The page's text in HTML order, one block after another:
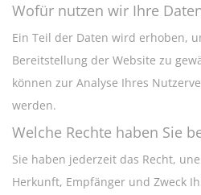
Wofür nutzen wir Ihre
Ein Teil der Daten wird erhoben,
Bereitstellung der Website zu
können zur Analyse Ihres
werden.
Welche Rechte haben Sie
Sie haben jederzeit das Recht,
Herkunft, Empfänger und Zweck